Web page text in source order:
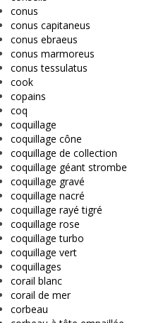
conus
conus capitaneus
conus ebraeus
conus marmoreus
conus tessulatus
cook
copains
coq
coquillage
coquillage cône
coquillage de collection
coquillage géant strombe
coquillage gravé
coquillage nacré
coquillage rayé tigré
coquillage rose
coquillage turbo
coquillage vert
coquillages
corail blanc
corail de mer
corbeau